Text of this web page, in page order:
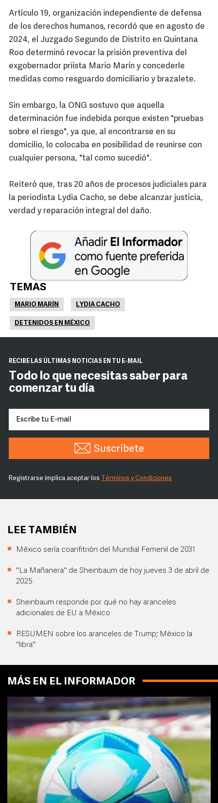
Artículo 19, organización independiente de defensa
de los derechos humanos, recordó que en agosto de
2024, el Juzgado Segundo de Distrito en Quintana
Roo determinó revocar la prisión preventiva del
exgobernador priista Mario Marín y concederle
medidas como resguardo domiciliario y brazalete.
Sin embargo, la ONG sostuvo que aquella
determinación fue indebida porque existen "pruebas
sobre el riesgo", ya que, al encontrarse en su
domicilio, lo colocaba en posibilidad de reunirse con
cualquier persona, "tal como sucedió".
Reiteró que, tras 20 años de procesos judiciales para
la periodista Lydia Cacho, se debe alcanzar justicia,
verdad y reparación integral del daño.
TEMAS
MARIO MARÍN LYDIA CACHO
DETENIDOS EN MÉXICO
RECIBE LAS ÚLTIMAS NOTICIAS EN TU E-MAIL
Todo lo que necesitas saber para
comenzar tu día
Suscríbete
Registrarse implica aceptar los Términos y Condiciones
LEE TAMBIÉN
México sería coanfitrión del Mundial Femenil de 2031
"La Mañanera" de Sheinbaum de hoy jueves 3 de abril de
2025
Sheinbaum responde por qué no hay aranceles
adicionales de EU a México
RESUMEN sobre los aranceles de Trump; México la
"libra"
MÁS EN EL INFORMADOR